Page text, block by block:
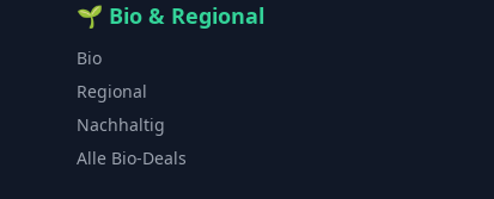
🌱 Bio & Regional
Bio
Regional
Nachhaltig
Alle Bio-Deals